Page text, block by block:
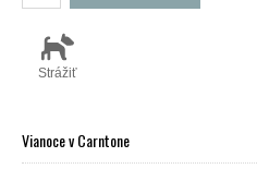
Strážiť
Vianoce v Carntone